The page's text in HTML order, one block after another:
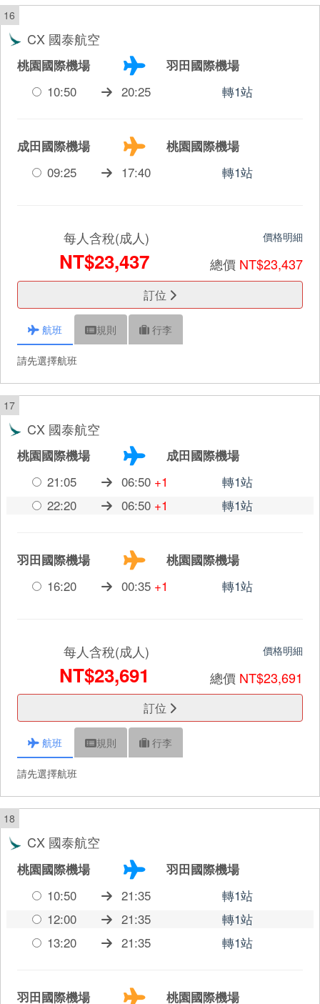
16
CX 國泰航空
桃園國際機場
羽田國際機場
10:50
20:25 轉1站
成田國際機場
桃園國際機場
09:25
17:40 轉1站
每人含稅(成人)
NT$23,437
價格明細
總價 NT$23,437
訂位
航班 規則 行李
請先選擇航班
17
CX 國泰航空
桃園國際機場
成田國際機場
21:05
06:50 +1
轉1站
22:20
06:50 +1 轉1站
羽田國際機場
桃園國際機場
16:20
00:35 +1 轉1站
每人含稅(成人)
NT$23,691
價格明細
總價 NT$23,691
訂位
航班 規則 行李
請先選擇航班
18
CX 國泰航空
桃園國際機場
羽田國際機場
10:50
21:35
轉1站
12:00
21:35
轉1站
13:20
21:35 轉1站
羽田國際機場 桃園國際機場